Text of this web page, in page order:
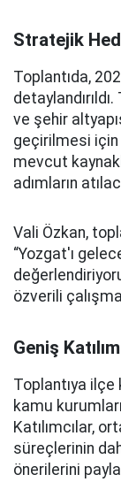
Stratejik
Toplantıda,
ve şehir
geçirilmesi için
mevcut
adımların
Vali Özkan,
“Yozgat'ı
özverili
Geniş
Toplantıya ilçe
kamu
Katılımcılar,
süreçlerinin
önerilerini